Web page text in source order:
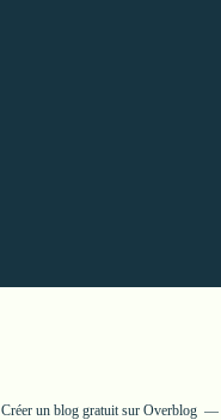
Créer un blog gratuit sur Overblog